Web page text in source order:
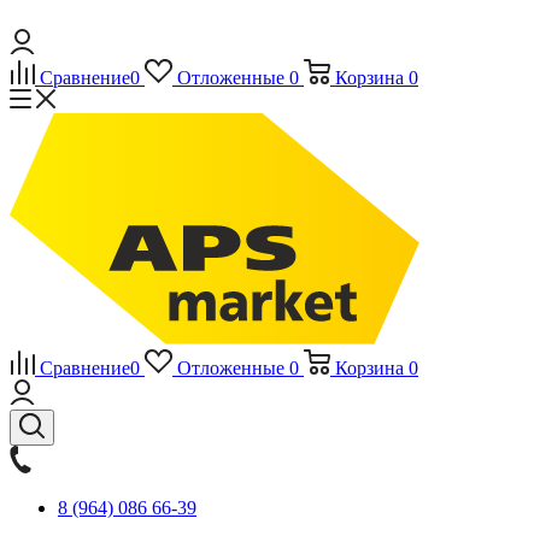
Сравнение0 Отложенные 0 Корзина 0
Сравнение0 Отложенные 0 Корзина 0
8 (964) 086 66-39